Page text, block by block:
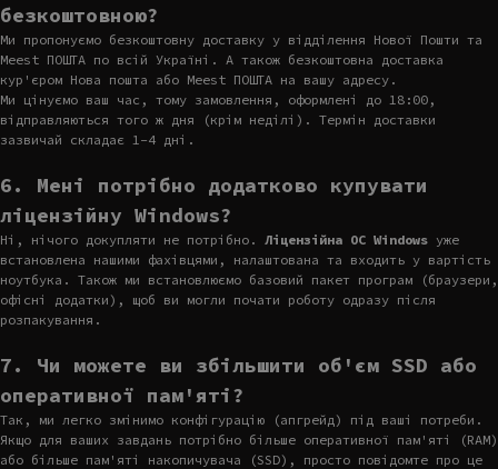
безкоштовною?
Ми пропонуємо безкоштовну доставку у відділення Нової Пошти та
Meest ПОШТА по всій Україні. А також безкоштовна доставка
кур'єром Нова пошта або Meest ПОШТА на вашу адресу.
Ми цінуємо ваш час, тому замовлення, оформлені до 18:00,
відправляються того ж дня (крім неділі). Термін доставки
зазвичай складає 1-4 дні.
6. Мені потрібно додатково купувати
ліцензійну Windows?
Ні, нічого докупляти не потрібно. Ліцензійна ОС Windows уже
встановлена нашими фахівцями, налаштована та входить у вартість
ноутбука. Також ми встановлюємо базовий пакет програм (браузери,
офісні додатки), щоб ви могли почати роботу одразу після
розпакування.
7. Чи можете ви збільшити об'єм SSD або
оперативної пам'яті?
Так, ми легко змінимо конфігурацію (апгрейд) під ваші потреби.
Якщо для ваших завдань потрібно більше оперативної пам'яті (RAM)
або більше пам'яті накопичувача (SSD), просто повідомте про це